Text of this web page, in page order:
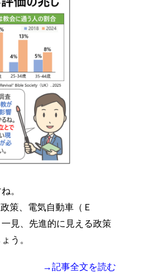
。
策、電気自動車（Ｅ
見、先進的に見える政策
う。
→記事全文を読む